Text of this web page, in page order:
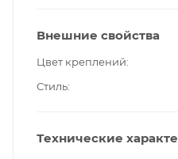
Внешние свойства
Цвет креплений
Стиль
Технические